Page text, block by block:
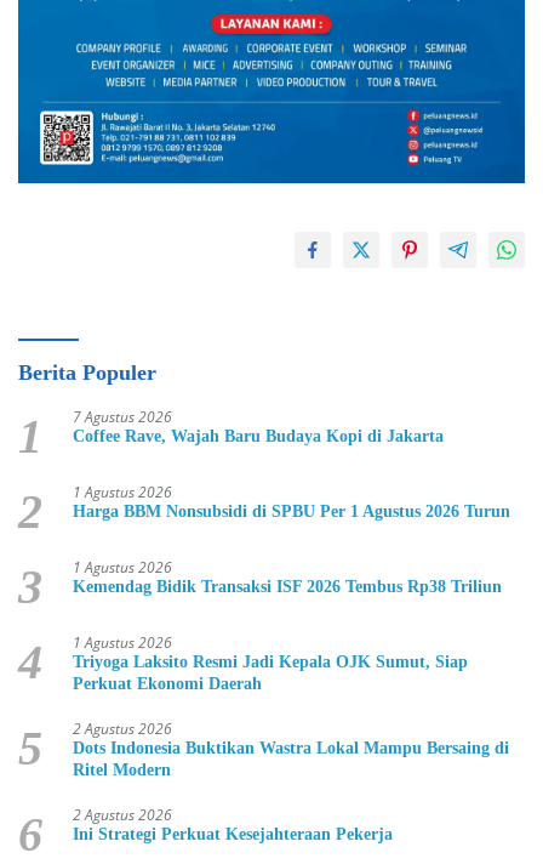
Berita Populer
1 7 Agustus 2026
Coffee Rave, Wajah Baru Budaya Kopi di Jakarta
2 1 Agustus 2026
Harga BBM Nonsubsidi di SPBU Per 1 Agustus 2026 Turun
3 1 Agustus 2026
Kemendag Bidik Transaksi ISF 2026 Tembus Rp38 Triliun
4 1 Agustus 2026
Triyoga Laksito Resmi Jadi Kepala OJK Sumut, Siap
Perkuat Ekonomi Daerah
5 2 Agustus 2026
Dots Indonesia Buktikan Wastra Lokal Mampu Bersaing di
Ritel Modern
6 2 Agustus 2026
Ini Strategi Perkuat Kesejahteraan Pekerja